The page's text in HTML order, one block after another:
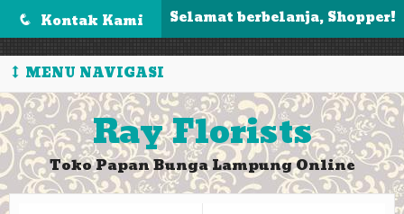
q Kontak Kami Selamat berbelanja, Shopper!
MENU NAVIGASI
Ray Florists
Toko Papan Bunga Lampung Online